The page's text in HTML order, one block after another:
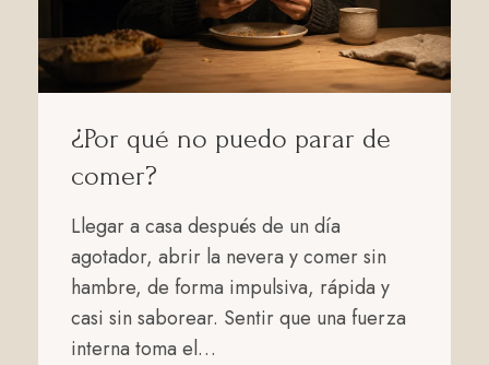
¿Por qué no puedo parar de
comer?
Llegar a casa después de un día
agotador, abrir la nevera y comer sin
hambre, de forma impulsiva, rápida y
casi sin saborear. Sentir que una fuerza
interna toma el…